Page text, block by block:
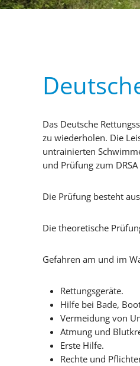
Das Deutsche
zu wiederholen. Die
untrainierten
und Prüfung zum
Die Prüfung besteht
Die theoretische
Gefahren am und im
Rettungsgeräte.
Hilfe bei Bade,
Vermeidung von
Atmung und
Erste Hilfe.
Rechte und